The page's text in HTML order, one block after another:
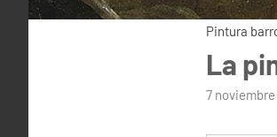
Pintura
La
por
7 noviembre